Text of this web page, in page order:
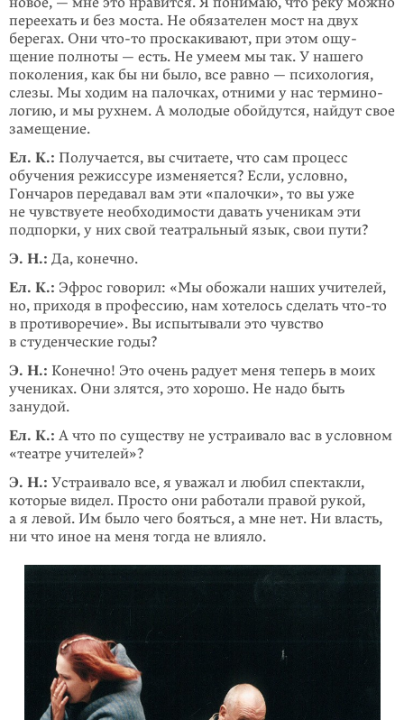
переехать и без моста. Не обязателен мост на двух
берегах. Они что-то проскакивают, при этом ощу­
щение полноты — есть. Не умеем мы так. У нашего
поколения, как бы ни было, все равно — психология,
слезы. Мы ходим на палочках, отними у нас термино­
логию, и мы рухнем. А молодые обойдутся, найдут свое
замещение.
Ел. К.: Получается, вы считаете, что сам процесс
обучения режиссуре изменя­ется? Если, условно,
Гончаров передавал вам эти «палочки», то вы уже
не чув­ст­вуете необходи­мости давать ученикам эти
подпорки, у них свой театраль­ный язык, свои пути?
Э. Н.: Да, конечно.
Ел. К.: Эфрос говорил: «Мы обожали наших учителей,
но, приходя в профес­сию, нам хотелось сделать что-то
в противоречие». Вы испытывали это чувство
в студенческие годы?
Э. Н.: Конечно! Это очень радует меня теперь в моих
учениках. Они злятся, это хорошо. Не надо быть
занудой.
Ел. К.: А что по существу не устраивало вас в условном
«театре учителей»?
Э. Н.: Устраивало все, я уважал и любил спектакли,
которые видел. Просто они работали правой рукой,
а я левой. Им было чего бояться, а мне нет. Ни власть,
ни что иное на меня тогда не влияло.